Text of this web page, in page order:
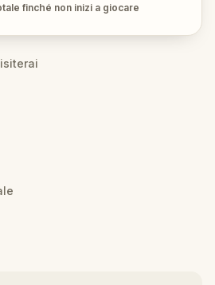
finché non inizi a giocare